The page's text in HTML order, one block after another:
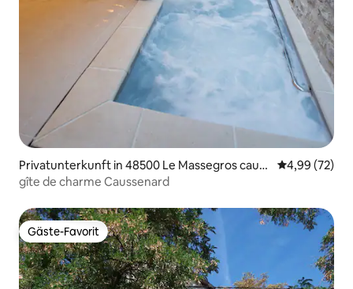
Privatunterkunft in 48500 Le Massegros causs
es gorges
4,99 (72)
gîte de charme Caussenard
Gäste-Favorit
Gäste-Favorit